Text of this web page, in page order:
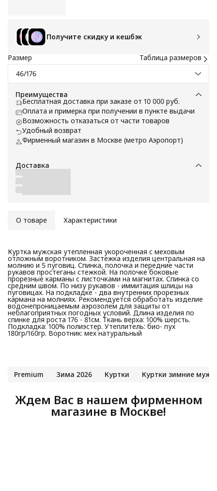
Получите скидку и кешбэк
Размер
Таблица размеров
46/176
Преимущества
Бесплатная доставка при заказе от 10 000 руб.
Оплата и примерка при получении в пункте выдачи
Возможность отказаться от части товаров
Удобный возврат
Фирменный магазин в Москве (метро Аэропорт)
Доставка
О товаре Характеристики
Куртка мужская утепленная укороченная с меховым
отложным воротником. Застежка изделия центральная на
молнию и 5 пуговиц. Спинка, полочка и передние части
рукавов простеганы стежкой. На полочке боковые
прорезные карманы с листочками на магнитах. Спинка со
средним швом. По низу рукавов - иммитация шлицы на
пуговицах. На подкладке - два внутренних прорезных
кармана на молниях. Рекомендуется обработать изделие
водонепроницаемым аэрозолем для защиты от
неблагоприятных погодных условий. Длина изделия по
спинке для роста 176 - 81см. Ткань верха: 100% шерсть.
Подкладка: 100% полиэстер. Утеплитель: био- пух
180гр/160гр. Воротник: мех натуральный
Premium Зима 2026 Куртки Куртки зимние
Ждем Вас в нашем фирменном
магазине в Москве!